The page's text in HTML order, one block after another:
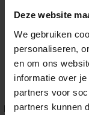
Deze website
We gebruiken
personaliseren,
en om ons
informatie over
partners voor
partners kunnen
Application error:
loading